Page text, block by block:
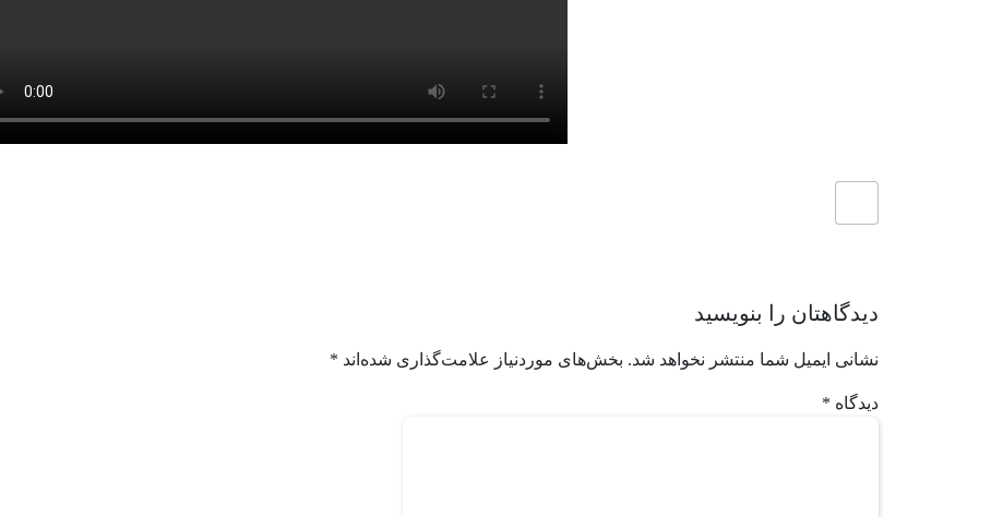
دیدگاهتان را بنویسید
نشانی ایمیل شما منتشر نخواهد شد. بخش‌های موردنیاز علامت‌گذاری شده‌اند *
دیدگاه *